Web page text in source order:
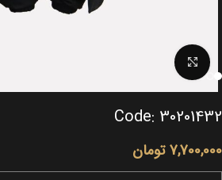
Click to enlarge
Code: 30201432
7,700,000 تومان